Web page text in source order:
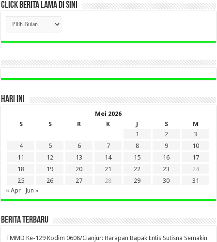
CLICK BERITA LAMA DI SINI
CLICK
BERITA
LAMA
DI
HARI INI
Mei 2026
S
S R K J S
M
1
2
3
4
5 6 7 8 9
10
11
12 13 14 15 16
17
18
19 20 21 22 23
24
25
26 27 28 29 30
31
« Apr
Jun »
BERITA TERBARU
TMMD Ke-129 Kodim 0608/Cianjur: Harapan Bapak Entis Sutisna Semakin